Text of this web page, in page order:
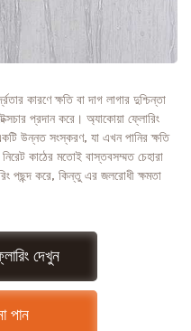
কারণে ক্ষতি বা দাগ লাগার দুশ্চিন্তা
প্রদান করে। অ্যাকোয়া ফ্লোরিং
উন্নত সংস্করণ, যা এখন পানির ক্ষতি
কাঠের মতোই বাস্তবসম্মত চেহারা
পছন্দ করে, কিন্তু এর জলরোধী ক্ষমতা
দেখুন
পান